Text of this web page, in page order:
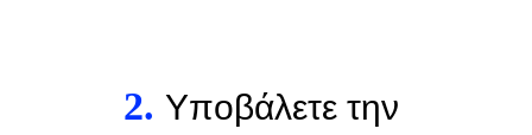
2. Υποβάλετε την